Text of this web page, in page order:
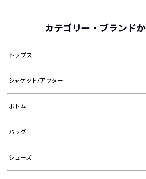
カテゴリー・ブランド
トップス
ジャケット/アウター
ボトム
バッグ
シューズ